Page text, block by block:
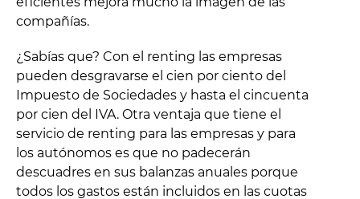
compañías.
¿Sabías que? Con el renting las empresas
pueden desgravarse el cien por ciento del
Impuesto de Sociedades y hasta el cincuenta
por cien del IVA. Otra ventaja que tiene el
servicio de renting para las empresas y para
los autónomos es que no padecerán
descuadres en sus balanzas anuales porque
todos los gastos están incluidos en las cuotas